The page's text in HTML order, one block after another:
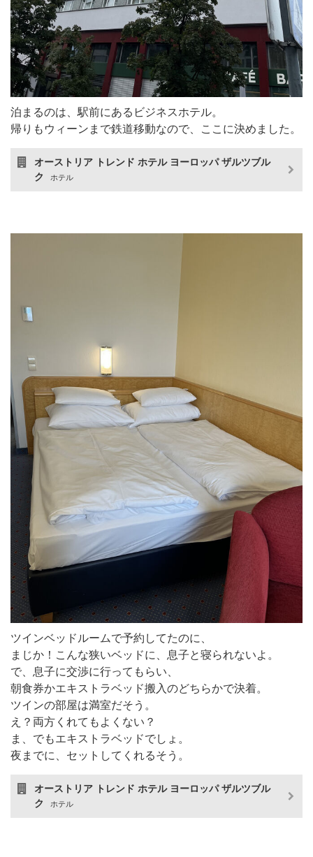
泊まるのは、駅前にあるビジネスホテル。
帰りもウィーンまで鉄道移動なので、ここに決めました。
オーストリア トレンド ホテル ヨーロッパ ザルツブル
ク
ホテル
ツインベッドルームで予約してたのに、
まじか！こんな狭いベッドに、息子と寝られないよ。
で、息子に交渉に行ってもらい、
朝食券かエキストラベッド搬入のどちらかで決着。
ツインの部屋は満室だそう。
え？両方くれてもよくない？
ま、でもエキストラベッドでしょ。
夜までに、セットしてくれるそう。
オーストリア トレンド ホテル ヨーロッパ ザルツブル
ク
ホテル